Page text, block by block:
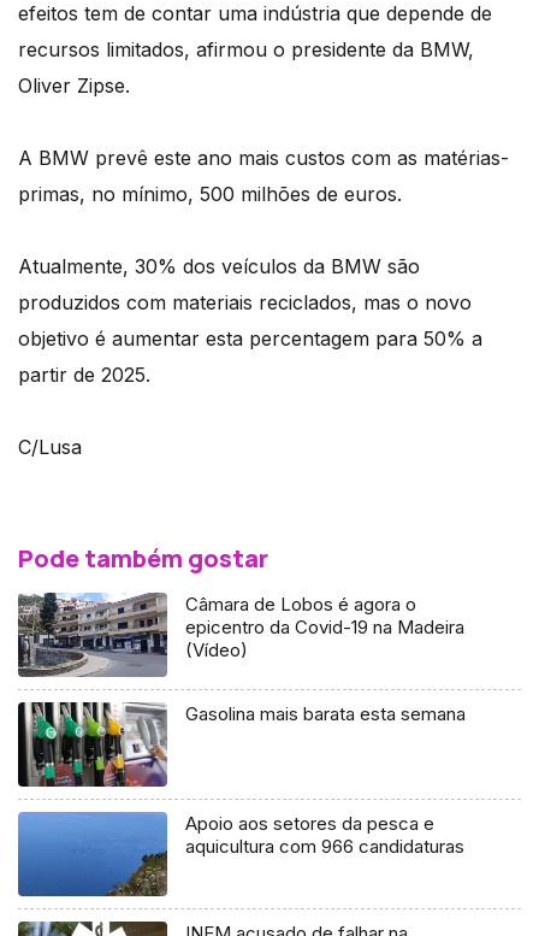
efeitos tem de contar uma indústria que depende de
recursos limitados, afirmou o presidente da BMW,
Oliver Zipse.
A BMW prevê este ano mais custos com as matérias-
primas, no mínimo, 500 milhões de euros.
Atualmente, 30% dos veículos da BMW são
produzidos com materiais reciclados, mas o novo
objetivo é aumentar esta percentagem para 50% a
partir de 2025.
C/Lusa
Pode também gostar
Câmara de Lobos é agora o
epicentro da Covid-19 na Madeira
(Vídeo)
Gasolina mais barata esta semana
Apoio aos setores da pesca e
aquicultura com 966 candidaturas